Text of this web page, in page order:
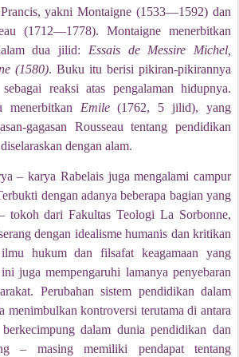
yakni Montaigne (1533—1592) dan
(1712—1778). Montaigne menerbitkan
dua jilid: Essais de Messire Michel,
(1580). Buku itu berisi pikiran-pikirannya
reaksi atas pengalaman hidupnya.
menerbitkan Emile(1762, 5 jilid), yang
gagasan Rousseau tentang pendidikan
dengan alam.
– karya Rabelais juga mengalami campur
dengan adanya beberapa bagian yang
tokoh dari Fakultas Teologi La Sorbonne,
dengan idealisme humanis dan kritikan
hukum dan filsafat keagamaan yang
juga mempengaruhi lamanya penyebaran
Perubahan sistem pendidikan dalam
menimbulkan kontroversi terutama di antara
dalam dunia pendidikan dan
– masing memiliki pendapat tentang